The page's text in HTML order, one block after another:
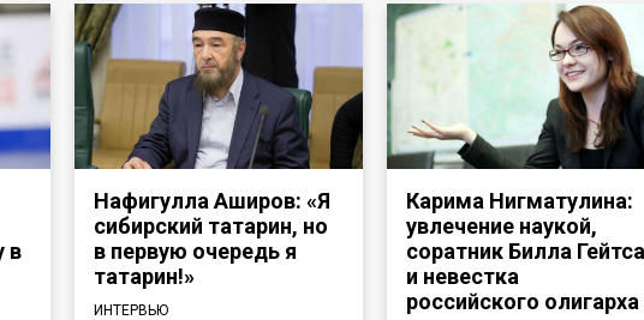
в
Нафигулла Аширов: «Я
сибирский татарин, но
в первую очередь я
татарин!»
ИНТЕРВЬЮ
Карима Нигматулина:
увлечение наукой,
соратник Билла Гейтса
и невестка
российского олигарха